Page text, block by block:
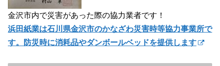
金沢市内で災害があった際の協力業者です！
浜田紙業は石川県金沢市のかなざわ災害時等協力事業所で
す。防災時に消耗品やダンボールベッドを提供します